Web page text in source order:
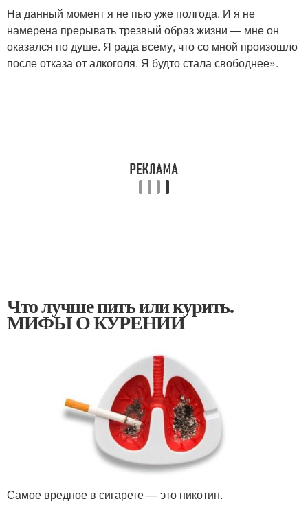
На данный момент я не пью уже полгода. И я не
намерена прерывать трезвый образ жизни — мне он
оказался по душе. Я рада всему, что со мной произошло
после отказа от алкоголя. Я будто стала свободнее».
Что лучше пить или курить.
МИФЫ О КУРЕНИИ
Самое вредное в сигарете — это никотин.